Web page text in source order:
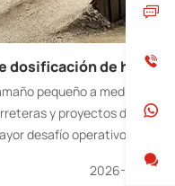
Ventajas de una planta móvil de dosificación de hormigón para pequeñas empresas
pequeño a mediano,
y proyectos de
desafío operativo para
la tecnología de
suministro de hormigón.
2026-05-26